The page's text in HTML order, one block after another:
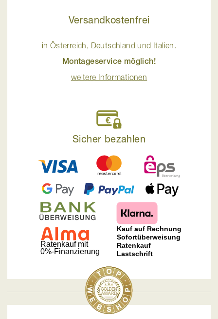
Versandkostenfrei
in Österreich, Deutschland und Italien.
Montageservice möglich!
weitere Informationen
Sicher bezahlen